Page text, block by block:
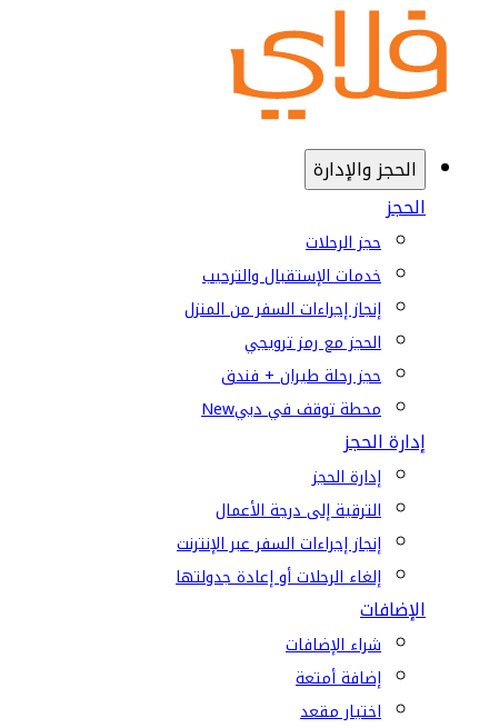
الحجز والإدارة
الحجز
حجز الرحلات
خدمات الإستقبال والترحيب
إنجاز إجراءات السفر من المنزل
الحجز مع رمز ترويجي
حجز رحلة طيران + فندق
محطة توقف في دبيNew
إدارة الحجز
إدارة الحجز
الترقية إلى درجة الأعمال
إنجاز إجراءات السفر عبر الإنترنت
إلغاء الرحلات أو إعادة جدولتها
الإضافات
شراء الإضافات
إضافة أمتعة
اختيار مقعد